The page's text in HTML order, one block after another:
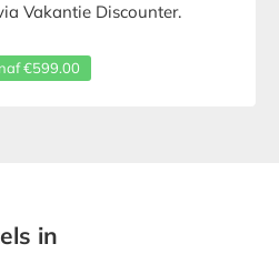
Vakantie Discounter.
€599.00
in